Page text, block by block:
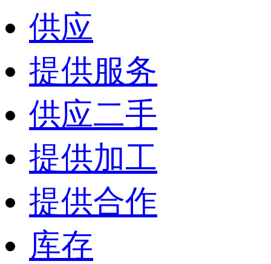
供应
提供服务
供应二手
提供加工
提供合作
库存